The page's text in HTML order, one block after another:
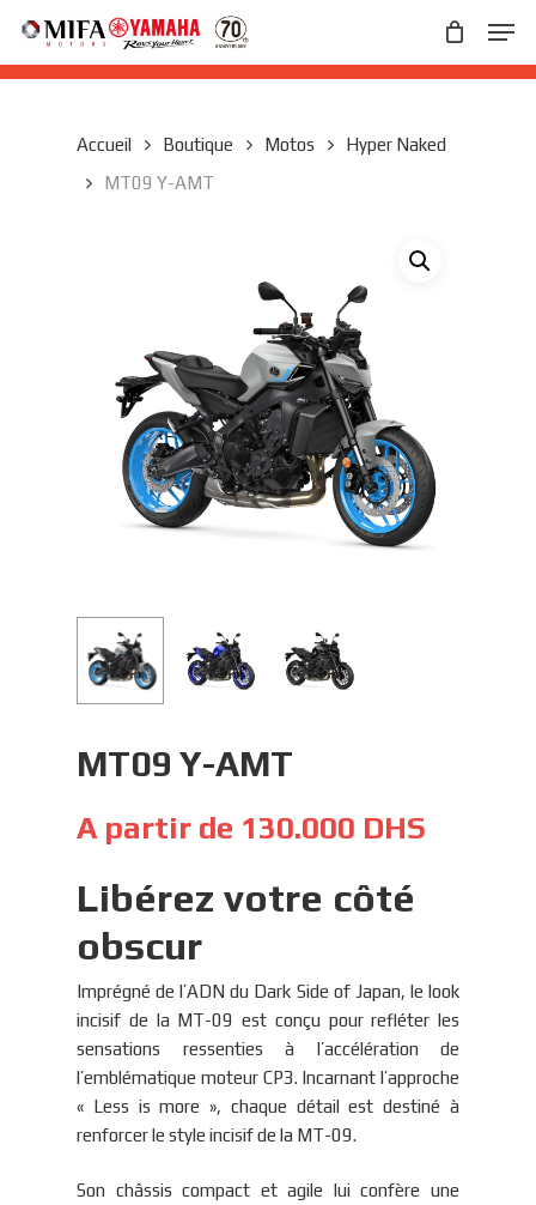
main
Accueil Boutique Motos
Hyper Naked
MT09 Y-AMT
MT09 Y-AMT
A partir de 130.000 DHS
Libérez votre côté
obscur
Imprégné de l’ADN du Dark Side of Japan, le look
incisif de la MT-09 est conçu pour refléter les
sensations ressenties à l’accélération de
l’emblématique moteur CP3. Incarnant l’approche
« Less is more », chaque détail est destiné à
renforcer le style incisif de la MT-09.
Son châssis compact et agile lui confère une